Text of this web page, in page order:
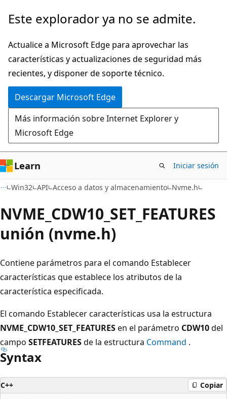
Ir
contenido
principal
Este explorador ya no se admite.
Actualice a Microsoft Edge para aprovechar las
características y actualizaciones de seguridad más
recientes, y disponer de soporte técnico.
Descargar Microsoft Edge
Más información sobre Internet Explorer y
Microsoft Edge
Learn Iniciar sesión
Win32 API Acceso a datos y almacenamiento Nvme.h
NVME_CDW10_SET_FEATURES
unión (nvme.h)
Contiene parámetros para el comando Establecer
características que establece los atributos de la
característica especificada.
El comando Establecer características usa la estructura
NVME_CDW10_SET_FEATURESen el parámetro CDW10del
campo SETFEATURESde la estructura Command .
Syntax
C++ Copiar